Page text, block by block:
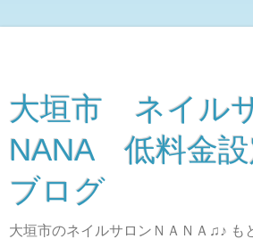
大垣市 ネイル
NANA 低料金設
ブログ
大垣市のネイルサロンＮＡＮＡ♫♪ も